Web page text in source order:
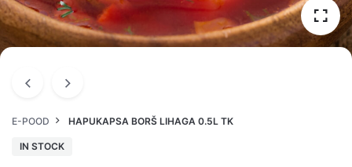
E-POOD HAPUKAPSA BORŠ LIHAGA 0.5L TK
IN STOCK